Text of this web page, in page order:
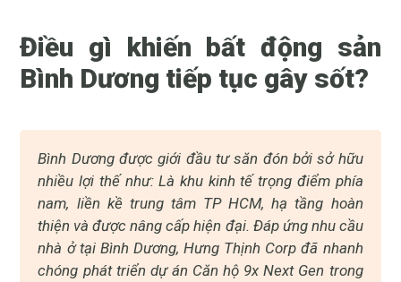
Điều gì khiến bất động sản
Bình Dương tiếp tục gây sốt?
Bình Dương được giới đầu tư săn đón bởi sở hữu
nhiều lợi thế như: Là khu kinh tế trọng điểm phía
nam, liền kề trung tâm TP HCM, hạ tầng hoàn
thiện và được nâng cấp hiện đại. Đáp ứng nhu cầu
nhà ở tại Bình Dương, Hưng Thịnh Corp đã nhanh
chóng phát triển dự án Căn hộ 9x Next Gen trong